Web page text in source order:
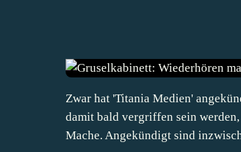
Zwar hat 'Titania Medien'
damit bald vergriffen sein
Mache. Angekündigt sind